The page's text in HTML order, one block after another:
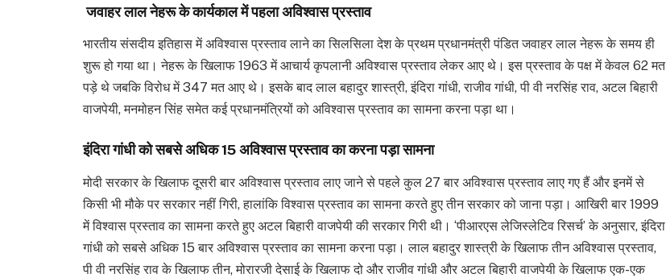
जवाहर लाल नेहरू के कार्यकाल में पहला अविश्वास प्रस्ताव
भारतीय संसदीय इतिहास में अविश्वास प्रस्ताव लाने का सिलसिला देश के प्रथम प्रधानमंत्री पंडित जवाहर लाल नेहरू के समय ही
शुरू हो गया था। नेहरू के खिलाफ 1963 में आचार्य कृपलानी अविश्वास प्रस्ताव लेकर आए थे। इस प्रस्ताव के पक्ष में केवल 62 मत
पड़े थे जबकि विरोध में 347 मत आए थे। इसके बाद लाल बहादुर शास्त्री, इंदिरा गांधी, राजीव गांधी, पी वी नरसिंह राव, अटल बिहारी
वाजपेयी, मनमोहन सिंह समेत कई प्रधानमंत्रियों को अविश्वास प्रस्ताव का सामना करना पड़ा था।
इंदिरा गांधी को सबसे अधिक 15 अविश्वास प्रस्ताव का करना पड़ा सामना
मोदी सरकार के खिलाफ दूसरी बार अविश्वास प्रस्ताव लाए जाने से पहले कुल 27 बार अविश्वास प्रस्ताव लाए गए हैं और इनमें से
किसी भी मौके पर सरकार नहीं गिरी, हालांकि विश्वास प्रस्ताव का सामना करते हुए तीन सरकार को जाना पड़ा। आखिरी बार 1999
में विश्वास प्रस्ताव का सामना करते हुए अटल बिहारी वाजपेयी की सरकार गिरी थी। ‘पीआरएस लेजिस्लेटिव रिसर्च’ के अनुसार, इंदिरा
गांधी को सबसे अधिक 15 बार अविश्वास प्रस्ताव का सामना करना पड़ा। लाल बहादुर शास्त्री के खिलाफ तीन अविश्वास प्रस्ताव,
पी वी नरसिंह राव के खिलाफ तीन, मोरारजी देसाई के खिलाफ दो और राजीव गांधी और अटल बिहारी वाजपेयी के खिलाफ एक-एक